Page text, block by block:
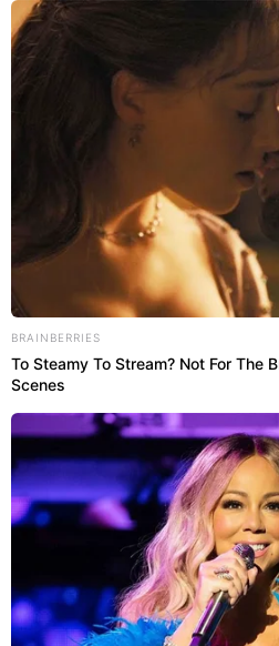
considerada de baixa
grande impacto funcional e
entre mulheres e adultos
Segundo a Associação
Múltipla (ABEM), cerca de 40
convivem atualmente com a
sistemática “Prevalence of
Brazil: An updated
analysis”, publicada em
Clinical Neurology and
BRAINBERRIES
To Steamy To Stream? Not For The
Scenes